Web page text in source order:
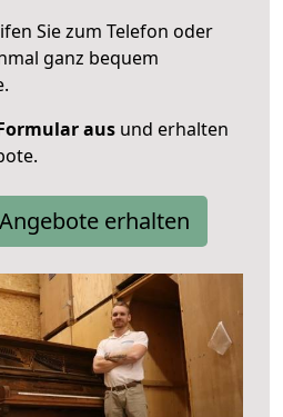
Sie zum Telefon oder
ganz bequem
aus und erhalten
erhalten